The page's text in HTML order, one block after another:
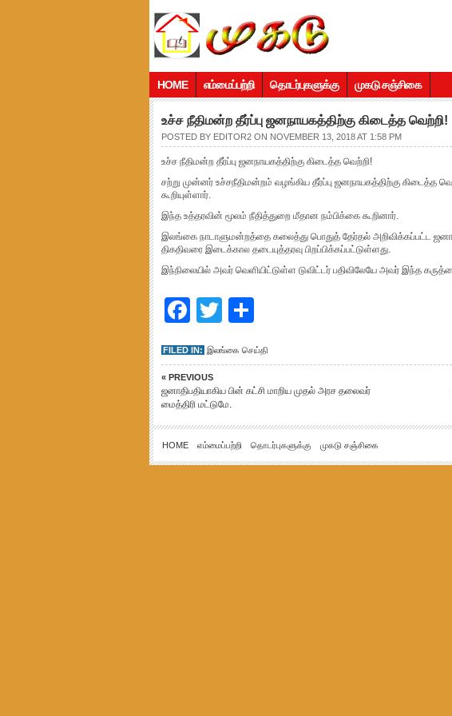
HOME எம்மைப்பற்றி தொடர்புகளுக்கு முகடு சஞ்சிகை
உச்ச நீதிமன்ற தீர்ப்பு ஜனநாயகத்திற்கு கிடைத்த வெற்றி!
POSTED BY EDITOR2 ON NOVEMBER 13, 2018 AT 1:58 PM
உச்ச நீதிமன்ற தீர்ப்பு ஜனநாயகத்திற்கு கிடைத்த வெற்றி!
சற்று முன்னர் உச்சநீதிமன்றம் வழங்கிய தீர்ப்பு ஜனநாயகத்திற்கு கிடைத்த
கூறியுள்ளார்.
இந்த உத்தரவின் மூலம் நீதித்துறை மீதான நம்பிக்கை கூறினார்.
இலங்கை நாடாளுமன்றத்தை கலைத்து பொதுத் தேர்தல் அறிவிக்கப்பட்ட
திகதிவரை இடைக்கால தடையுத்தரவு பிறப்பிக்கப்பட்டுள்ளது.
இந்நிலையில் அவர் வெளியிட்டுள்ள டுவிட்டர் பதிவிலேயே அவர் இந்த
Facebook
Twitter
FILED IN: இலங்கை செய்தி
« PREVIOUS
ஜனாதிபதியாகிய பின் கட்சி மாறிய முதல் அரச தலைவர்
மைத்திரி மட்டுமே.
HOME எம்மைப்பற்றி தொடர்புகளுக்கு முகடு சஞ்சிகை